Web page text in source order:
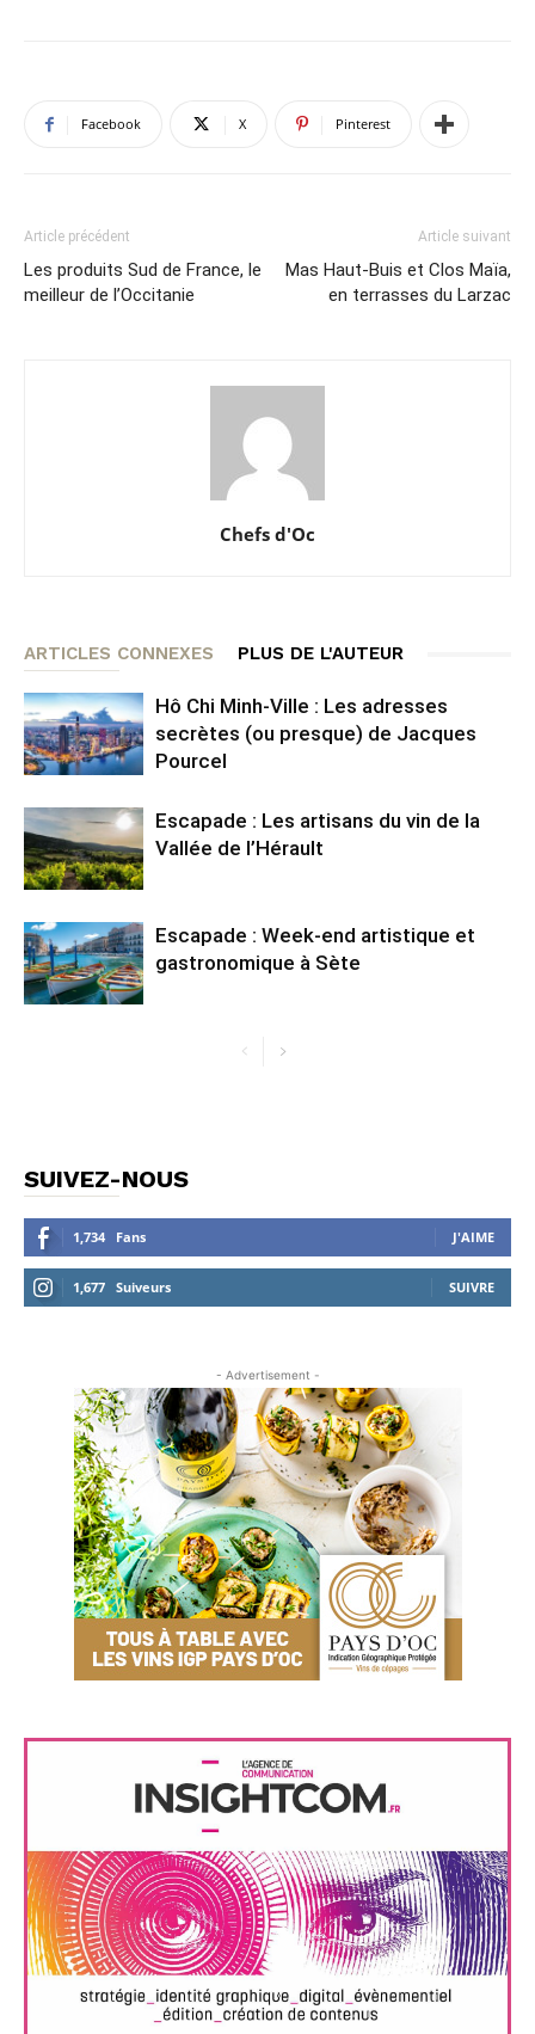
Facebook X Pinterest
Article précédent
Les produits Sud de France, le
meilleur de l’Occitanie
Article suivant
Mas Haut-Buis et Clos Maïa,
en terrasses du Larzac
Chefs d'Oc
ARTICLES CONNEXES PLUS DE L'AUTEUR
Hô Chi Minh-Ville : Les adresses
secrètes (ou presque) de Jacques
Pourcel
Escapade : Les artisans du vin de la
Vallée de l’Hérault
Escapade : Week-end artistique et
gastronomique à Sète
SUIVEZ-NOUS
1,734 Fans J'AIME
1,677 Suiveurs SUIVRE
- Advertisement -